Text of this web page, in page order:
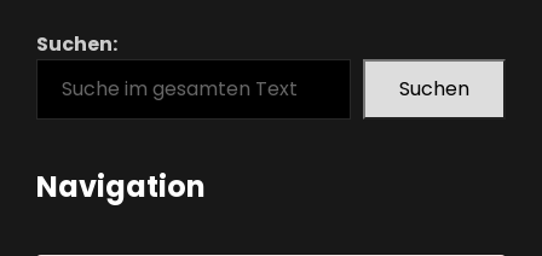
Suchen:
Suchen
Navigation